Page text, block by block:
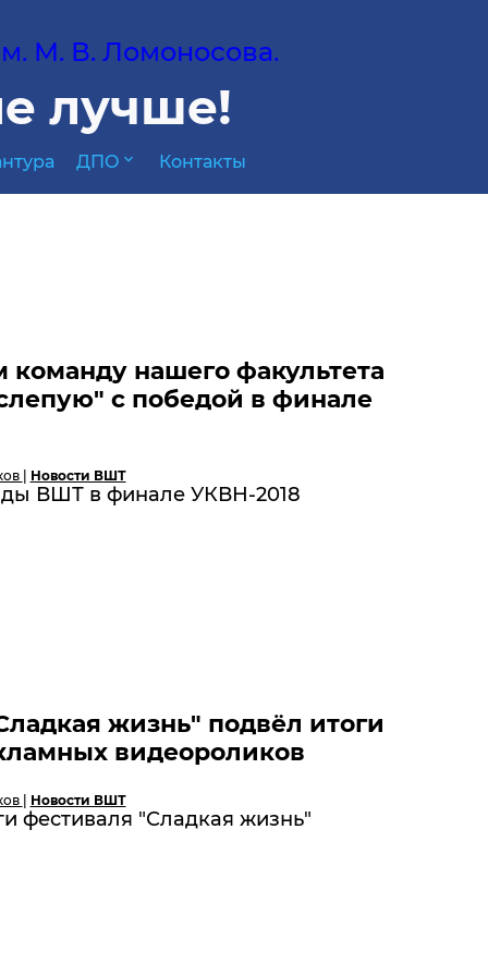
М. В. Ломоносова.
лучше!
ДПО expand_more Контакты
команду нашего факультета
с победой в финале
Новости ВШТ
ВШТ в финале УКВН-2018
жизнь" подвёл итоги
видеороликов
| Новости ВШТ
фестиваля "Сладкая жизнь"